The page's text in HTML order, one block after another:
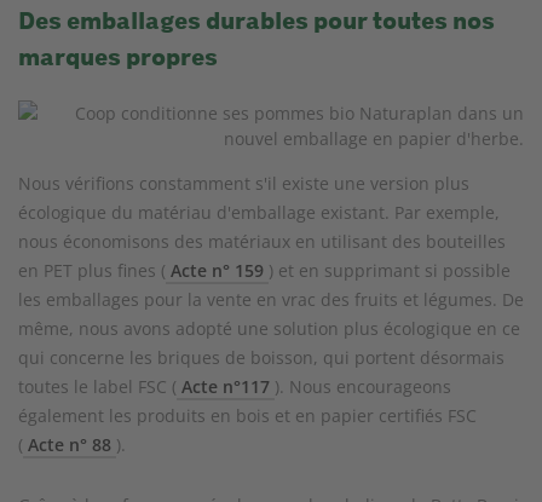
Des emballages durables pour toutes nos
marques propres
Nous vérifions constamment s'il existe une version plus
écologique du matériau d'emballage existant. Par exemple,
nous économisons des matériaux en utilisant des bouteilles
en PET plus fines ( Acte n° 159 ) et en supprimant si possible
les emballages pour la vente en vrac des fruits et légumes. De
même, nous avons adopté une solution plus écologique en ce
qui concerne les briques de boisson, qui portent désormais
toutes le label FSC ( Acte n°117 ). Nous encourageons
également les produits en bois et en papier certifiés FSC
( Acte n° 88 ).